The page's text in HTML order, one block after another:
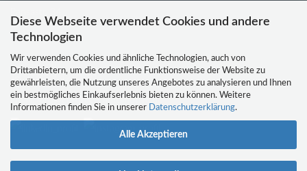
Diese Webseite verwendet Cookies und andere
Technologien
Wir verwenden Cookies und ähnliche Technologien, auch von
Drittanbietern, um die ordentliche Funktionsweise der Website zu
gewährleisten, die Nutzung unseres Angebotes zu analysieren und Ihnen
ein bestmögliches Einkaufserlebnis bieten zu können. Weitere
Informationen finden Sie in unserer
Datenschutzerklärung.
Alle Akzeptieren
04179 Leipzig
Tel.:0341 / 4210791
Email:info@eurotech-automotive.de